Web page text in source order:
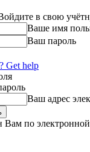
в свою
Ваше имя
Ваш пароль
Get help
Ваш адрес
Вам по